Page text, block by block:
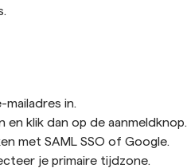
mailadres in.
klik dan op de aanmeldknop.
met SAML SSO of Google.
je primaire tijdzone.